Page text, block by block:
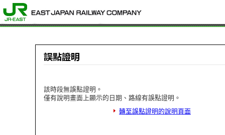
該時段無誤點證明。
僅有說明畫面上顯示的日期、路線有誤點證明。
轉至誤點證明的說明頁面